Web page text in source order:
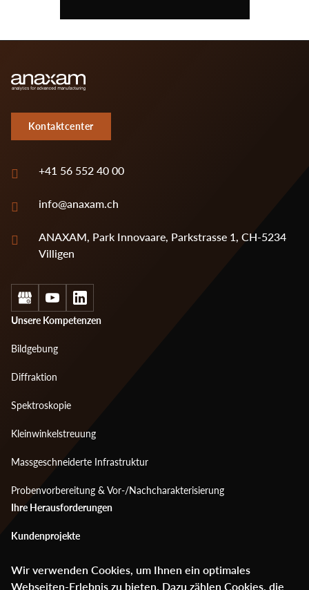
Kontaktcenter
+41 56 552 40 00
info@anaxam.ch
ANAXAM, Park Innovaare, Parkstrasse 1, CH-5234
Villigen
Social
Footer
menu
1
Unsere Kompetenzen
Bildgebung
Diffraktion
Spektroskopie
Kleinwinkelstreuung
Massgeschneiderte Infrastruktur
Probenvorbereitung & Vor-/Nachcharakterisierung
Footer
menu
2
Ihre Herausforderungen
Kundenprojekte
Mediencenter
Wir verwenden Cookies, um Ihnen ein optimales
Webseiten-Erlebnis zu bieten. Dazu zählen Cookies, die